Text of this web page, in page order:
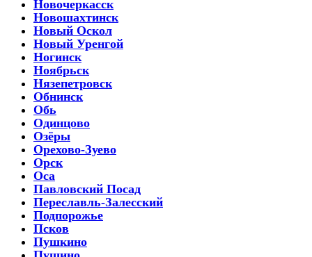
Новочеркасск
Новошахтинск
Новый Оскол
Новый Уренгой
Ногинск
Ноябрьск
Нязепетровск
Обнинск
Обь
Одинцово
Озёры
Орехово-Зуево
Орск
Оса
Павловский Посад
Переславль-Залесский
Подпорожье
Псков
Пушкино